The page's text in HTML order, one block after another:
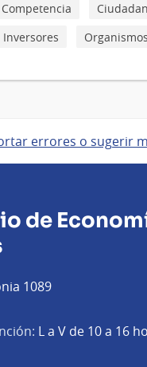
Inversores Organismos
errores o sugerir
de
1089
L a V de 10 a 16